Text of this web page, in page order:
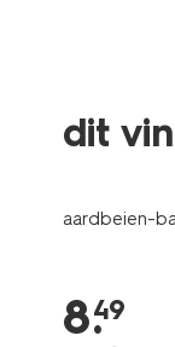
dit
aardbeien-
8.
49